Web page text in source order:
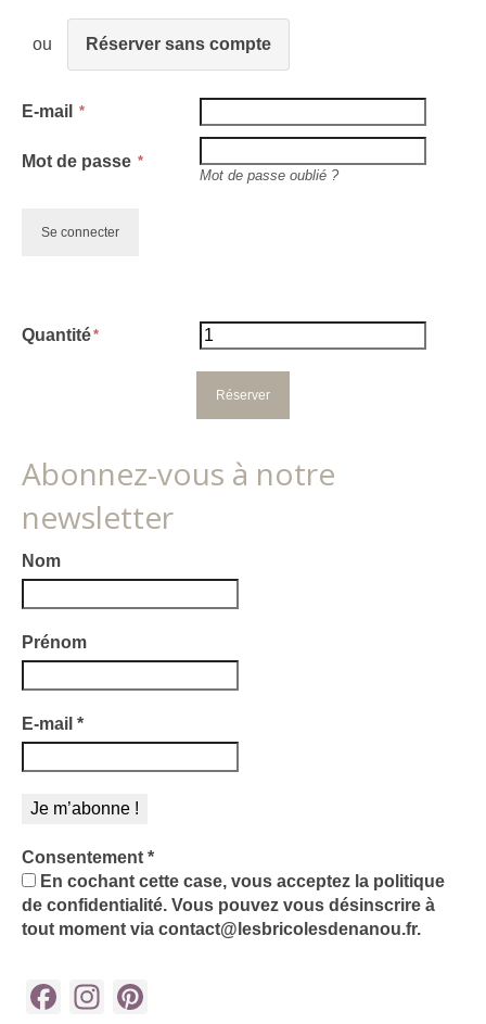
Réserver sans compte
E-mail
Mot de passe
Mot de passe oublié ?
Quantité
Abonnez-vous à notre
newsletter
Nom
Prénom
E-mail *
Consentement *
En cochant cette case, vous acceptez la politique
de confidentialité. Vous pouvez vous désinscrire à
tout moment via contact@lesbricolesdenanou.fr.
Facebook
Instagram